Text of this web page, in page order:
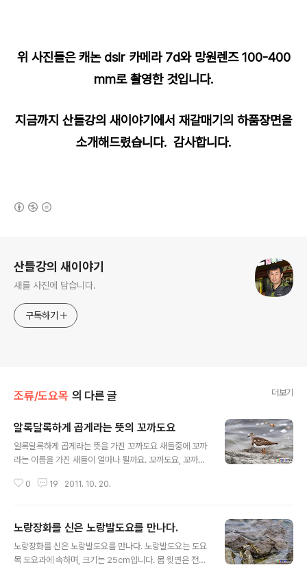
위 사진들은 캐논 dslr 카메라 7d와 망원렌즈 100-400
mm로 촬영한 것입니다.
지금까지 산들강의 새이야기에서 재갈매기의 하품장면을
소개해드렸습니다. 감사합니다.
산들강의 새이야기
새를 사진에 담습니다.
구독하기
조류/도요목 의 다른 글 더보기
알록달록하게 곱게라는 뜻의 꼬까도요
알록달록하게 곱게라는 뜻을 가진 꼬까도요 새들중에 꼬까
라는 이름을 가진 새들이 얼마나 될까요. 꼬까도요, 꼬까참
니다. 꼬까라는 뜻은 알록달록하게 곱게 만든 아이의 옷이
을 단정하고 있습니다. 여름에는 화려한 색을 만날 수 있으
나 지금은 옷을 갈아입어 수수한 모습을 보여준답니다. 꼬
까도요는 도요목 도요과에 속하며, 크기는 22cm로 작은
0 19 2011. 10. 20.
노랑장화를 신은 노랑발도요를 만나다.
노랑장화를 신은 노랑발도요를 만나다. 노랑발도요는 도요
목 도요과에 속하며, 크기는 25cm입니다. 몸 윗면은 전체